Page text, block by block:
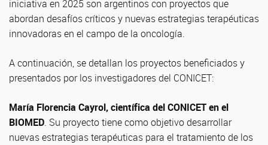
iniciativa en 2025 son argentinos con proyectos que
abordan desafíos críticos y nuevas estrategias terapéuticas
innovadoras en el campo de la oncología.
A continuación, se detallan los proyectos beneficiados y
presentados por los investigadores del CONICET:
María Florencia Cayrol, científica del CONICET en el
BIOMED. Su proyecto tiene como objetivo desarrollar
nuevas estrategias terapéuticas para el tratamiento de los